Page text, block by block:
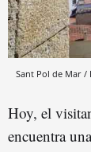
Sant Pol de Mar /
Hoy, el
encuentra